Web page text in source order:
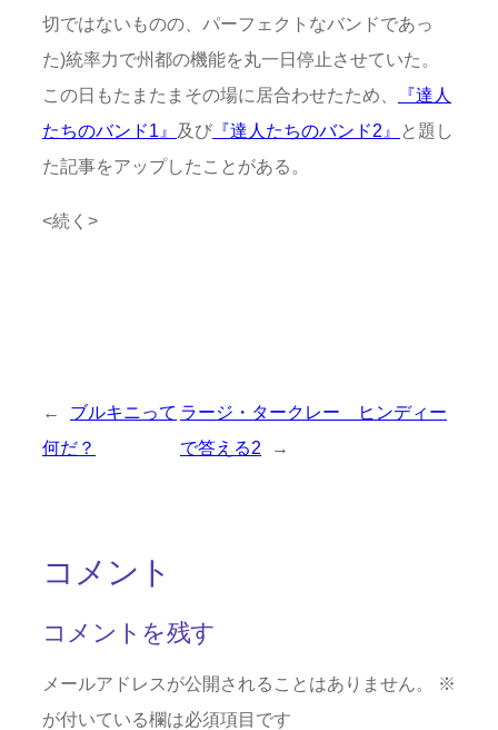
切ではないものの、パーフェクトなバンドであっ
た)統率力で州都の機能を丸一日停止させていた。
この日もたまたまその場に居合わせたため、
『達人
たちのバンド1』
及び 『達人たちのバンド2』
と題し
た記事をアップしたことがある。
<続く>
←
ブルキニって
何だ？
ラージ・タークレー ヒンディー
で答える2
→
コメント
コメントを残す
メールアドレスが公開されることはありません。
※
が付いている欄は必須項目です